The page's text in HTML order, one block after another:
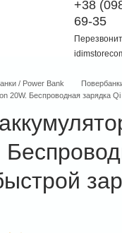
+38
69-35
/ Power Bank
20W. Беспроводная зарядка